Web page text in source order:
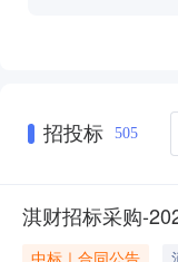
招投标 505
淇财招标采购-
中标｜合同公告